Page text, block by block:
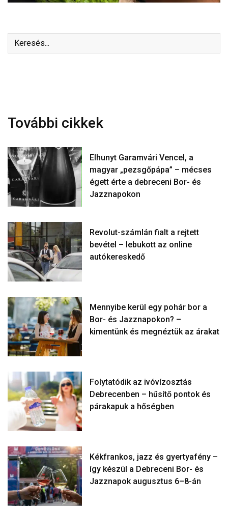
További cikkek
Elhunyt Garamvári Vencel, a
magyar „pezsgőpápa” – mécses
égett érte a debreceni Bor- és
Jazznapokon
Revolut-számlán fialt a rejtett
bevétel – lebukott az online
autókereskedő
Mennyibe kerül egy pohár bor a
Bor- és Jazznapokon? –
kimentünk és megnéztük az árakat
Folytatódik az ivóvízosztás
Debrecenben – hűsítő pontok és
párakapuk a hőségben
Kékfrankos, jazz és gyertyafény –
így készül a Debreceni Bor- és
Jazznapok augusztus 6–8-án